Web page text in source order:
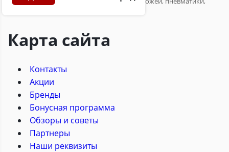
Карта сайта
Контакты
Акции
Бренды
Бонусная программа
Обзоры и советы
Партнеры
Наши реквизиты